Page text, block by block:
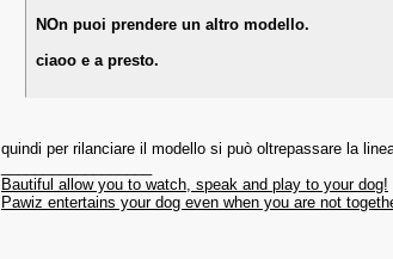
NOn puoi prendere un altro modello.
ciaoo e a presto.
quindi per rilanciare il modello si può oltrepassare la
Bautiful allow you to watch, speak and play to your dog!
Pawiz entertains your dog even when you are not